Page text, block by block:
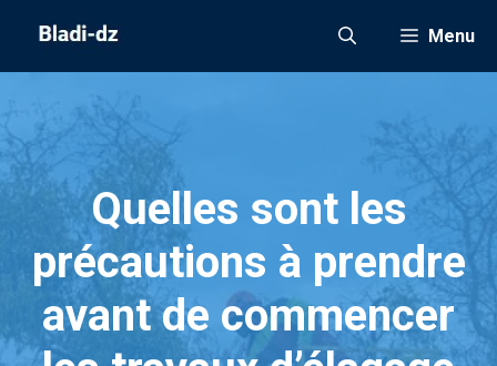
contenu
Menu
Quelles sont les
précautions à prendre
avant de commencer